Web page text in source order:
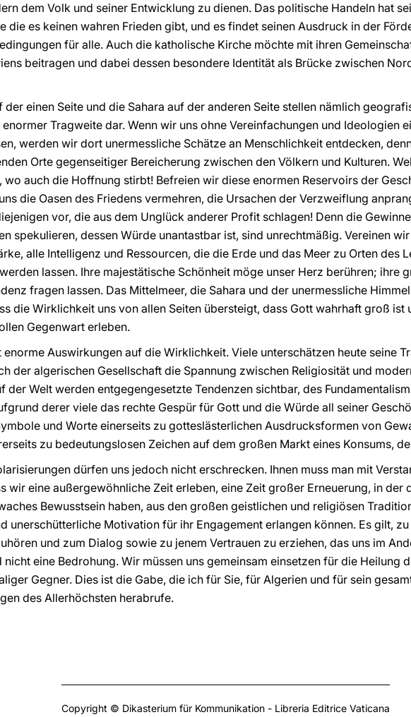
dem Volk und seiner Entwicklung zu dienen. Das politische Handeln hat
die es keinen wahren Frieden gibt, und es findet seinen Ausdruck in der
für alle. Auch die katholische Kirche möchte mit ihren
beitragen und dabei dessen besondere Identität als Brücke zwischen
der einen Seite und die Sahara auf der anderen Seite stellen nämlich
Tragweite dar. Wenn wir uns ohne Vereinfachungen und Ideologien
werden wir dort unermessliche Schätze an Menschlichkeit entdecken,
Orte gegenseitiger Bereicherung zwischen den Völkern und Kulturen.
wo auch die Hoffnung stirbt! Befreien wir diese enormen Reservoirs der
die Oasen des Friedens vermehren, die Ursachen der Verzweiflung
vor, die aus dem Unglück anderer Profit schlagen! Denn die
spekulieren, dessen Würde unantastbar ist, sind unrechtmäßig. Vereinen
alle Intelligenz und Ressourcen, die die Erde und das Meer zu Orten des
lassen. Ihre majestätische Schönheit möge unser Herz berühren; ihre
fragen lassen. Das Mittelmeer, die Sahara und der unermessliche
die Wirklichkeit uns von allen Seiten übersteigt, dass Gott wahrhaft groß ist
Gegenwart erleben.
enorme Auswirkungen auf die Wirklichkeit. Viele unterschätzen heute seine
der algerischen Gesellschaft die Spannung zwischen Religiosität und
der Welt werden entgegengesetzte Tendenzen sichtbar, des
derer viele das rechte Gespür für Gott und die Würde all seiner
und Worte einerseits zu gotteslästerlichen Ausdrucksformen von
zu bedeutungslosen Zeichen auf dem großen Markt eines Konsums,
dürfen uns jedoch nicht erschrecken. Ihnen muss man mit
wir eine außergewöhnliche Zeit erleben, eine Zeit großer Erneuerung, in der
Bewusstsein haben, aus den großen geistlichen und religiösen
unerschütterliche Motivation für ihr Engagement erlangen können. Es gilt,
und zum Dialog sowie zu jenem Vertrauen zu erziehen, das uns im
nicht eine Bedrohung. Wir müssen uns gemeinsam einsetzen für die Heilung
Gegner. Dies ist die Gabe, die ich für Sie, für Algerien und für sein
des Allerhöchsten herabrufe.
Copyright © Dikasterium für Kommunikation - Libreria Editrice Vaticana